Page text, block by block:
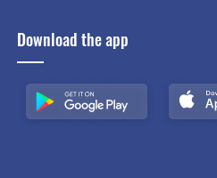
Download the app